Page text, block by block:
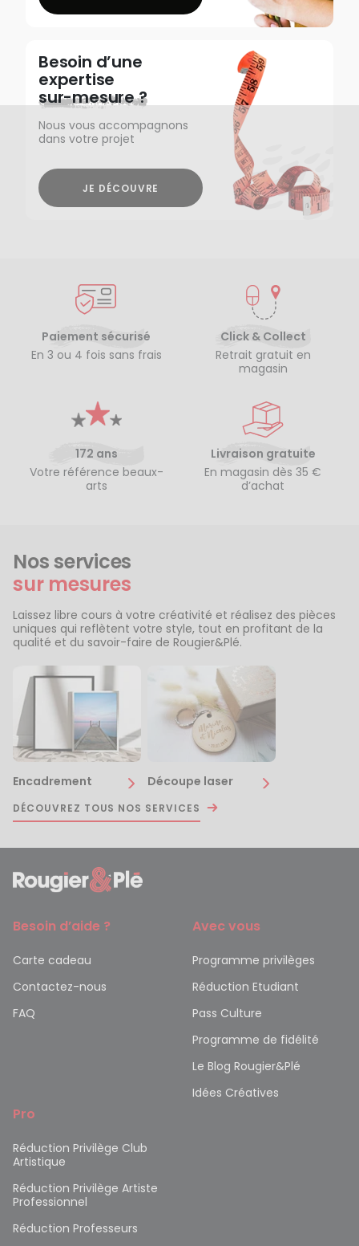
Besoin d’une
expertise
sur-mesure ?
Nous vous accompagnons
dans votre projet
JE DÉCOUVRE
Paiement sécurisé
En 3 ou 4 fois sans frais
Click & Collect
Retrait gratuit en
magasin
172 ans
Votre référence beaux-
arts
Livraison gratuite
En magasin dès 35 €
d’achat
Nos services
sur mesures
Laissez libre cours à votre créativité et réalisez des pièces
uniques qui reflètent votre style, tout en profitant de la
qualité et du savoir-faire de Rougier&Plé.
Encadrement Découpe laser
DÉCOUVREZ TOUS NOS SERVICES
Besoin d’aide ?
Carte cadeau
Contactez-nous
FAQ
Avec vous
Programme privilèges
Réduction Etudiant
Pass Culture
Programme de fidélité
Le Blog Rougier&Plé
Idées Créatives
Pro
Réduction Privilège Club
Artistique
Réduction Privilège Artiste
Professionnel
Réduction Professeurs